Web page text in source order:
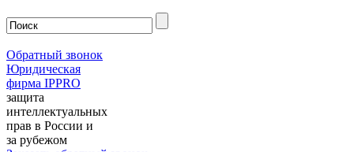
Обратный звонок
Юридическая
фирма IPPRO
защита
интеллектуальных
прав в России и
за рубежом